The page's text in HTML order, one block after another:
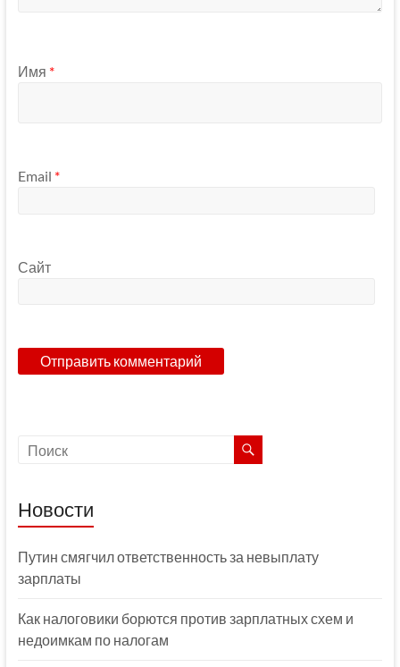
Имя *
Email *
Сайт
Новости
Путин смягчил ответственность за невыплату
зарплаты
Как налоговики борются против зарплатных схем и
недоимкам по налогам